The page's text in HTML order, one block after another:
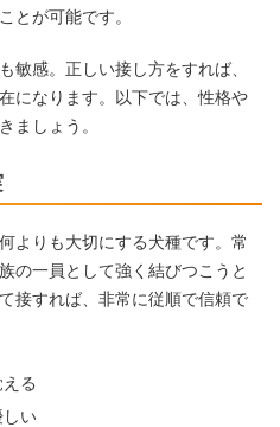
とが可能です。
敏感。正しい接し方をすれば、
になります。以下では、性格や
ましょう。
よりも大切にする犬種です。常
の一員として強く結びつこうと
接すれば、非常に従順で信頼で
る
い